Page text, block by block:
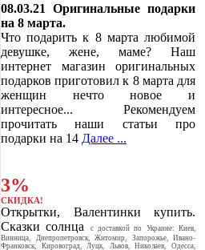
08.03.21 Оригинальные подарки
на 8 марта.
Что подарить к 8 марта любимой
девушке, жене, маме? Наш
интернет магазин оригинальных
подарков приготовил к 8 марта для
женщин нечто новое и
интересное... Рекомендуем
прочитать наши статьи про
подарки на 14 Далее ...
3%
СКИДКА!
Открытки, Валентинки купить.
Сказки солнца
c доставкой по Украине: Киев,
Винница, Днепропетровск, Житомир, Запорожье, Ивано-
Франковск, Кировоград, Луцк, Львов, Николаев, Одесса,